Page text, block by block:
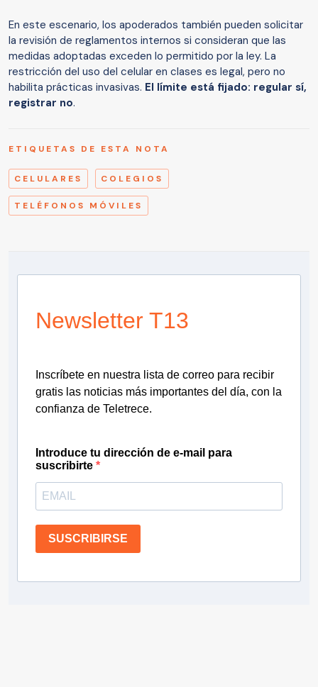
En este escenario, los apoderados también pueden solicitar
la revisión de reglamentos internos si consideran que las
medidas adoptadas exceden lo permitido por la ley. La
restricción del uso del celular en clases es legal, pero no
habilita prácticas invasivas. El límite está fijado: regular sí,
registrar no.
ETIQUETAS DE ESTA NOTA
CELULARES COLEGIOS
TELÉFONOS MÓVILES
Newsletter T13
Inscríbete en nuestra lista de correo para recibir
gratis las noticias más importantes del día, con la
confianza de Teletrece.
Introduce tu dirección de e-mail para
suscribirte
SUSCRIBIRSE